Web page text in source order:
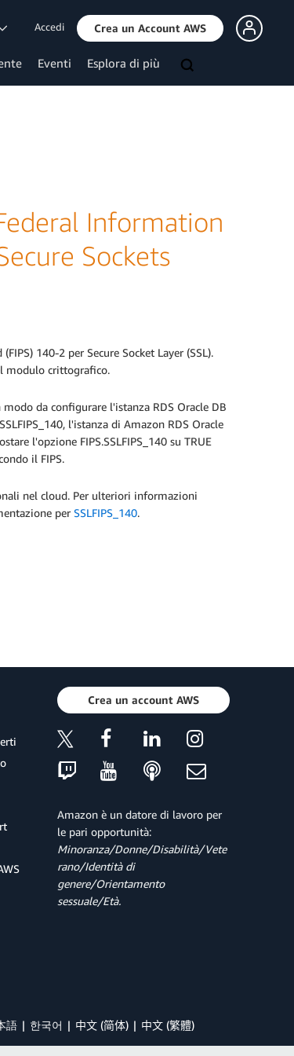
Accedi Crea un Account AWS
Eventi Esplora di più
Information
Sockets
140-2 per Secure Socket Layer (SSL).
modulo crittografico.
da configurare l'istanza RDS Oracle DB
l'istanza di Amazon RDS Oracle
l'opzione FIPS.SSLFIPS_140 su TRUE
il FIPS.
nel cloud. Per ulteriori informazioni
per SSLFIPS_140.
Crea un account AWS
Amazon è un datore di lavoro per
le pari opportunità:
Minoranza/Donne/Disabilità/Vete
rano/Identità di
genere/Orientamento
sessuale/Età.
語 한국어 中文 (简体) 中文 (繁體)